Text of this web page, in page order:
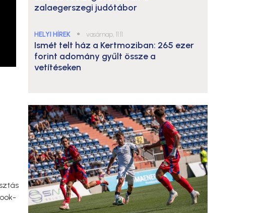
zalaegerszegi judótábor
HELYI HÍREK ● vasárnap, 11:11
Ismét telt ház a Kertmoziban: 265 ezer
forint adomány gyűlt össze a
vetítéseken